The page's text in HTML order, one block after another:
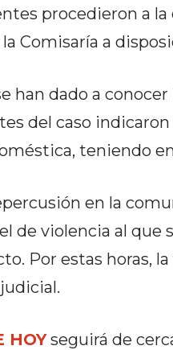
procedieron a
Comisaría a
han dado a
del caso
teniendo
en la
de violencia al
Por estas horas,
HOYseguirá de